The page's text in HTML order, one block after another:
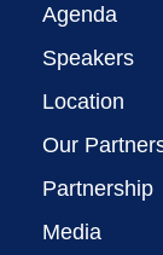
Agenda
Speakers
Location
Our
Partnership
Media